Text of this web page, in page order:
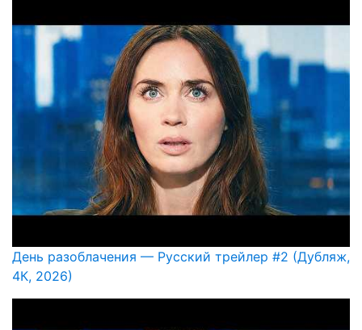
День разоблачения — Русский трейлер #2 (Дубляж,
4К, 2026)